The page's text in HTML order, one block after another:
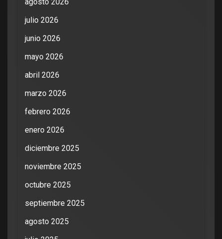
julio 2026
junio 2026
mayo 2026
abril 2026
marzo 2026
febrero 2026
enero 2026
diciembre 2025
noviembre 2025
octubre 2025
septiembre 2025
agosto 2025